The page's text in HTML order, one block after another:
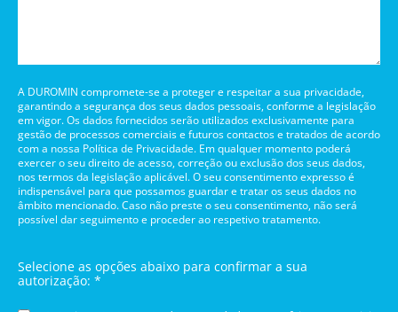
A DUROMIN compromete-se a proteger e respeitar a sua privacidade,
garantindo a segurança dos seus dados pessoais, conforme a legislação
em vigor. Os dados fornecidos serão utilizados exclusivamente para
gestão de processos comerciais e futuros contactos e tratados de acordo
com a nossa Política de Privacidade. Em qualquer momento poderá
exercer o seu direito de acesso, correção ou exclusão dos seus dados,
nos termos da legislação aplicável. O seu consentimento expresso é
indispensável para que possamos guardar e tratar os seus dados no
âmbito mencionado. Caso não preste o seu consentimento, não será
possível dar seguimento e proceder ao respetivo tratamento.
Selecione as opções abaixo para confirmar a sua
autorização: *